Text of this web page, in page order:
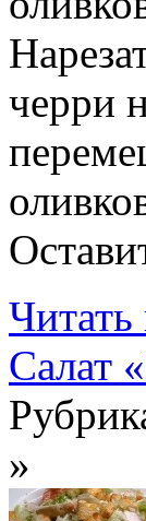
черри
Салат
»